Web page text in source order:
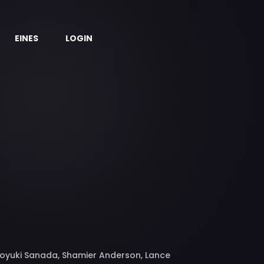
EINES LOGIN
Sanada, Shamier Anderson, Lance